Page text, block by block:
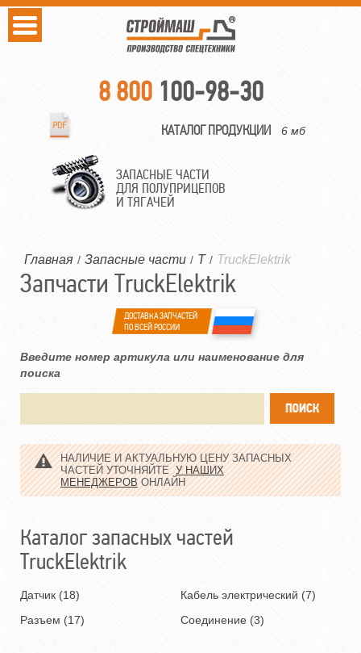
8 800 100-98-30
КАТАЛОГ ПРОДУКЦИИ 6 мб
ЗАПАСНЫЕ ЧАСТИ
ДЛЯ ПОЛУПРИЦЕПОВ
И ТЯГАЧЕЙ
Главная / Запасные части / T / TruckElektrik
Запчасти TruckElektrik
ДОСТАВКА ЗАПЧАСТЕЙ
ПО ВСЕЙ РОССИИ
Введите номер артикула или наименование для
поиска
НАЛИЧИЕ И АКТУАЛЬНУЮ ЦЕНУ ЗАПАСНЫХ
ЧАСТЕЙ УТОЧНЯЙТЕУ НАШИХ
МЕНЕДЖЕРОВОНЛАЙН
Каталог запасных частей
TruckElektrik
Датчик (18)
Кабель электрический (7)
Разъем (17)
Соединение (3)